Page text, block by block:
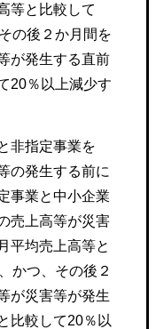
等と比較して
の後２か月間を
が発生する直前
20％以上減少す
非指定事業を
の発生する前に
事業と中小企業
売上高等が災害
平均売上高等と
かつ、その後２
が災害等が発生
比較して20％以